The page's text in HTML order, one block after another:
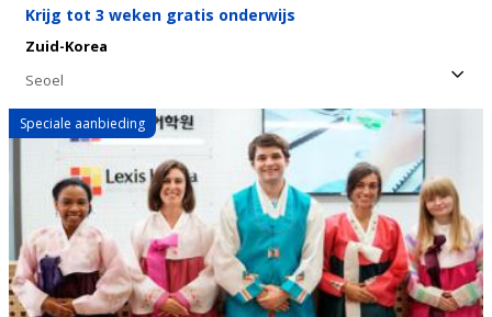
Krijg tot 3 weken gratis onderwijs
Zuid-Korea
Seoel
Speciale aanbieding